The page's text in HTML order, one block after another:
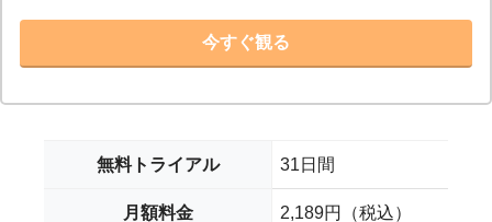
今すぐ観る
無料トライアル 31日間
月額料金 2,189円（税込）